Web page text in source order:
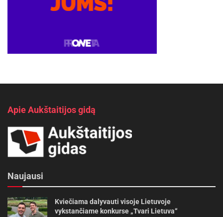
Apie Aukštaitijos gidą
Naujausi
Kviečiama dalyvauti visoje Lietuvoje
vykstančiame konkurse „Tvari Lietuva“